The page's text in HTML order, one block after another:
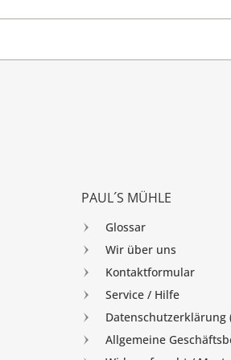
PAUL´S MÜHLE
Glossar
Wir über uns
Kontaktformular
Service / Hilfe
Datenschutzerklärung
Allgemeine